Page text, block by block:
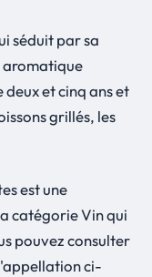
séduit par sa
aromatique
et cinq ans et
grillés, les
est une
catégorie Vin qui
pouvez consulter
ci-